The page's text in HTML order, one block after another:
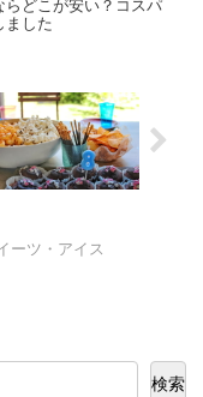
らどこが安い？コスパ
ました
ーツ・アイス
検索